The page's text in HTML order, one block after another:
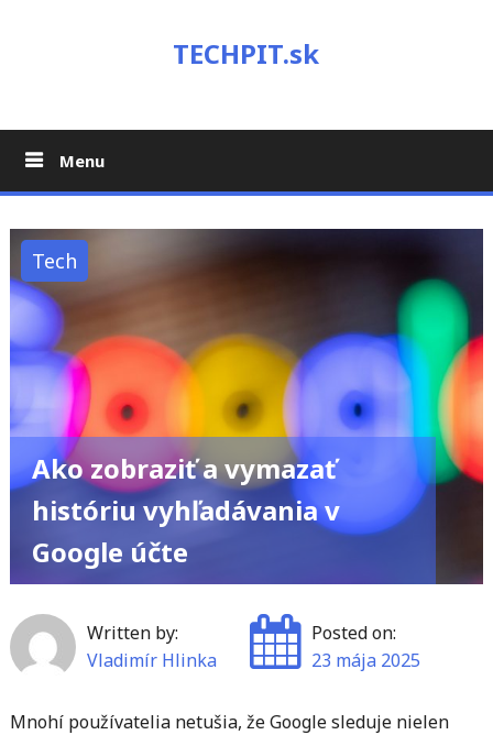
TECHPIT.sk
Menu
Tech
Ako zobraziť a vymazať
históriu vyhľadávania v
Google účte
Written by:
Vladimír Hlinka
Posted on:
23 mája 2025
Mnohí používatelia netušia, že Google sleduje nielen